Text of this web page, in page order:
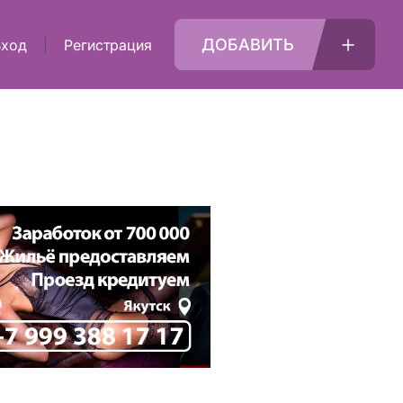
Регистрация ДОБАВИТЬ